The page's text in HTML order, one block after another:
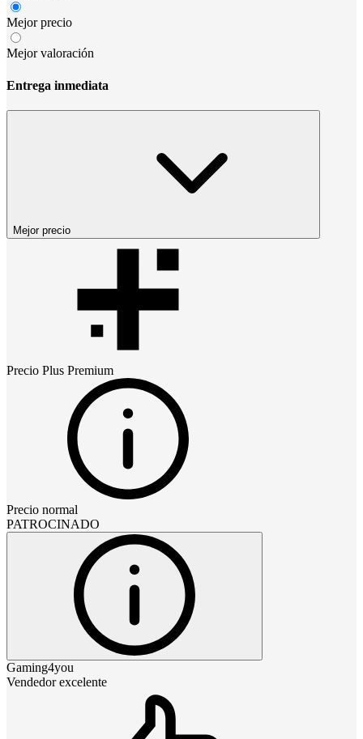
Mejor precio
Mejor valoración
Entrega inmediata
Mejor precio
Precio Plus Premium
Precio normal
PATROCINADO
Gaming4you
Vendedor excelente